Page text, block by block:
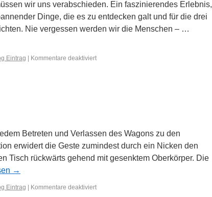
wir uns verabschieden. Ein faszinierendes Erlebnis,
Dinge, die es zu entdecken galt und für die drei
Nie vergessen werden wir die Menschen – …
Eintrag Kommentare deaktiviert
Betreten und Verlassen des Wagons zu den
erwidert die Geste zumindest durch ein Nicken den
Tisch rückwärts gehend mit gesenktem Oberkörper. Die
→
Eintrag Kommentare deaktiviert